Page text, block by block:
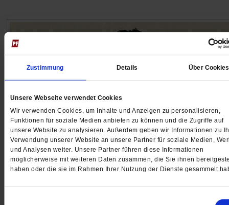
Zustimmung Details Über Cookies
Unsere Webseite verwendet Cookies
Wir verwenden Cookies, um Inhalte und Anzeigen zu personalisieren,
Funktionen für soziale Medien anbieten zu können und die Zugriffe auf
unsere Website zu analysieren. Außerdem geben wir Informationen zu
Verwendung unserer Website an unsere Partner für soziale Medien,
und Analysen weiter. Unsere Partner führen diese Informationen
möglicherweise mit weiteren Daten zusammen, die Sie ihnen
haben oder die sie im Rahmen Ihrer Nutzung der Dienste gesammelt
Fairer Handel
Die Schoko-Engel